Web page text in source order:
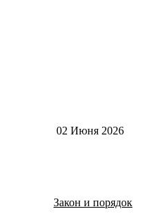
02 Июня 2026
Закон и порядок